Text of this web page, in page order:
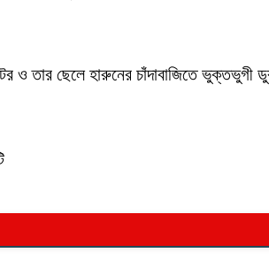
ও তার ছেলে হারুনের চাঁদাবাজিতে